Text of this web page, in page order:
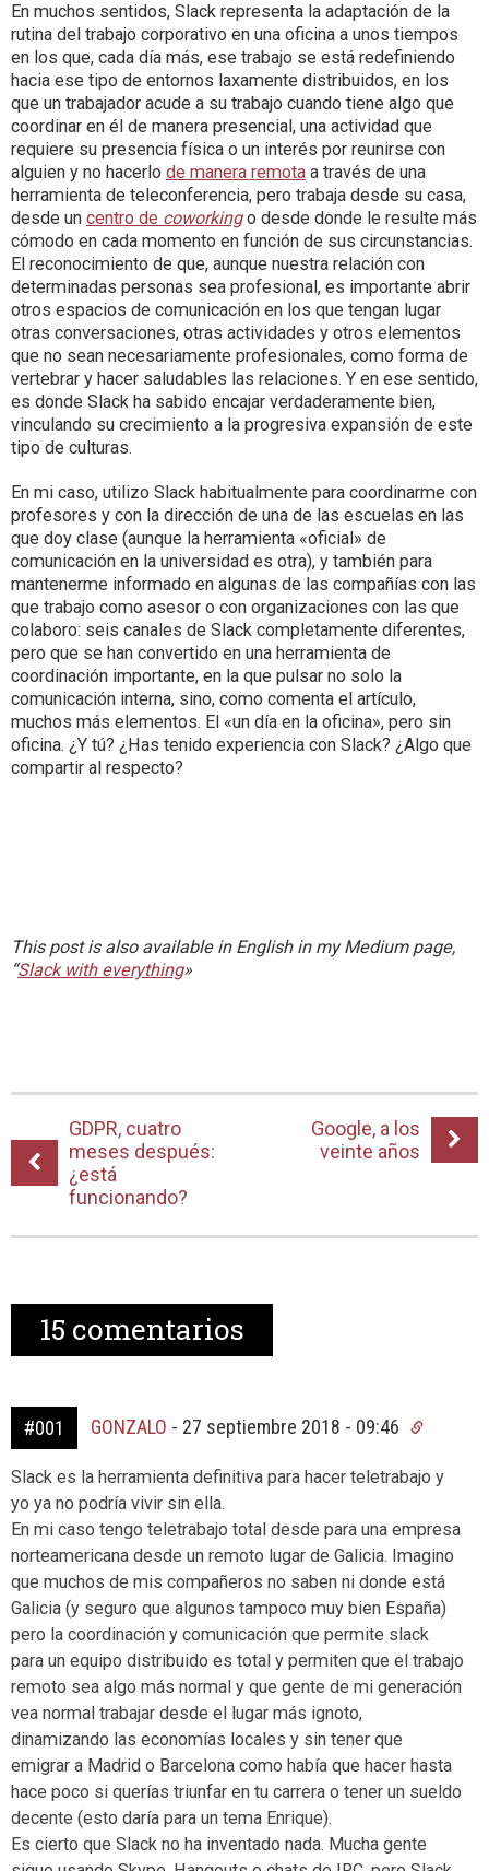
En muchos sentidos, Slack representa la adaptación de la
rutina del trabajo corporativo en una oficina a unos tiempos
en los que, cada día más, ese trabajo se está redefiniendo
hacia ese tipo de entornos laxamente distribuidos, en los
que un trabajador acude a su trabajo cuando tiene algo que
coordinar en él de manera presencial, una actividad que
requiere su presencia física o un interés por reunirse con
alguien y no hacerlo de manera remota a través de una
herramienta de teleconferencia, pero trabaja desde su casa,
desde un centro de coworkingo desde donde le resulte más
cómodo en cada momento en función de sus circunstancias.
El reconocimiento de que, aunque nuestra relación con
determinadas personas sea profesional, es importante abrir
otros espacios de comunicación en los que tengan lugar
otras conversaciones, otras actividades y otros elementos
que no sean necesariamente profesionales, como forma de
vertebrar y hacer saludables las relaciones. Y en ese sentido,
es donde Slack ha sabido encajar verdaderamente bien,
vinculando su crecimiento a la progresiva expansión de este
tipo de culturas.
En mi caso, utilizo Slack habitualmente para coordinarme con
profesores y con la dirección de una de las escuelas en las
que doy clase (aunque la herramienta «oficial» de
comunicación en la universidad es otra), y también para
mantenerme informado en algunas de las compañías con las
que trabajo como asesor o con organizaciones con las que
colaboro: seis canales de Slack completamente diferentes,
pero que se han convertido en una herramienta de
coordinación importante, en la que pulsar no solo la
comunicación interna, sino, como comenta el artículo,
muchos más elementos. El «un día en la oficina», pero sin
oficina. ¿Y tú? ¿Has tenido experiencia con Slack? ¿Algo que
compartir al respecto?
This post is also available in English in my Medium page,
“Slack with everything»
GDPR, cuatro
meses después:
¿está
funcionando?
Google, a los
veinte años
15 comentarios
#001 GONZALO - 27 septiembre 2018 - 09:46
Slack es la herramienta definitiva para hacer teletrabajo y
yo ya no podría vivir sin ella.
En mi caso tengo teletrabajo total desde para una empresa
norteamericana desde un remoto lugar de Galicia. Imagino
que muchos de mis compañeros no saben ni donde está
Galicia (y seguro que algunos tampoco muy bien España)
pero la coordinación y comunicación que permite slack
para un equipo distribuido es total y permiten que el trabajo
remoto sea algo más normal y que gente de mi generación
vea normal trabajar desde el lugar más ignoto,
dinamizando las economías locales y sin tener que
emigrar a Madrid o Barcelona como había que hacer hasta
hace poco si querías triunfar en tu carrera o tener un sueldo
decente (esto daría para un tema Enrique).
Es cierto que Slack no ha inventado nada. Mucha gente